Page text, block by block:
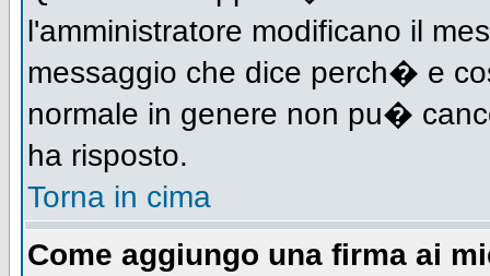
l'amministratore modificano il
messaggio che dice perch� e
normale in genere non pu�
ha risposto.
Torna in cima
Come aggiungo una firma ai